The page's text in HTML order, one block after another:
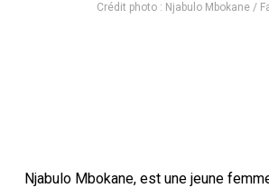
Crédit photo : Njabulo Mbokane /
Njabulo Mbokane, est une jeune